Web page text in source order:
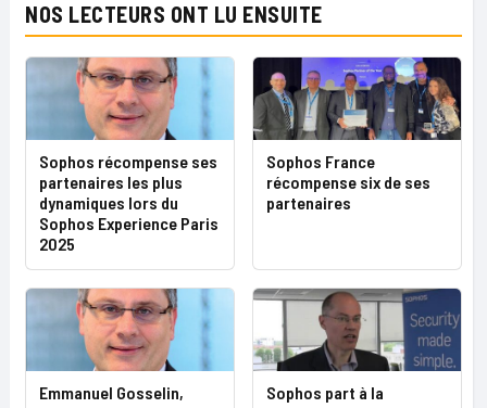
NOS LECTEURS ONT LU ENSUITE
Sophos récompense ses
partenaires les plus
dynamiques lors du
Sophos Experience Paris
2025
Sophos France
récompense six de ses
partenaires
Emmanuel Gosselin,
Sophos part à la